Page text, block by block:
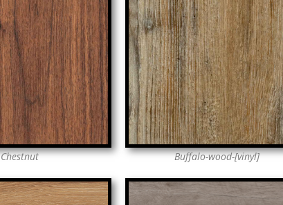
Chestnut Buffalo-wood-[vinyl]